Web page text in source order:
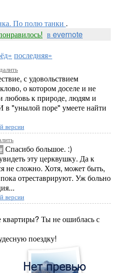
По полю танки .
в evernote
последняя»
с удовольствием
о котором доселе и не
к природе, людям и
в "унылой поре" умеете найти
версии
# Спасибо большое. :)
эту церквушку. Да к
не сложно. Хотя, может быть,
отреставрируют. Уж больно
версии
Ты не ошиблась с
поездку!